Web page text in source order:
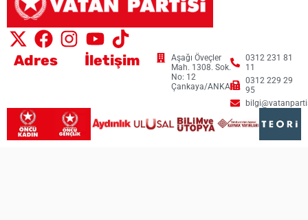
Adres
Aşağı Öveçler
Mah. 1308. Sok.
No: 12
Çankaya/ANKARA
İletişim
0312 231 81
11
0312 229 29
95